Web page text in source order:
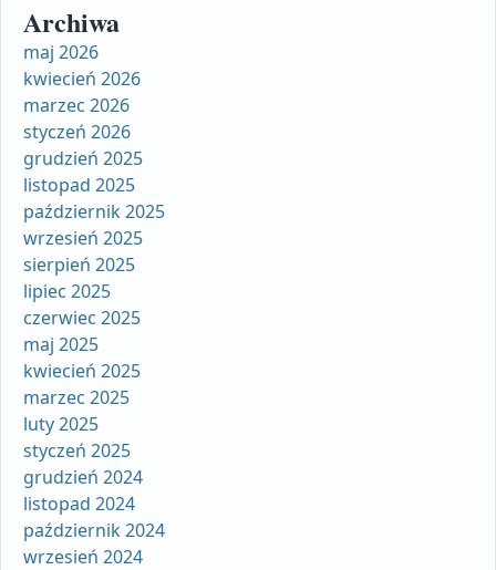
Archiwa
maj 2026
kwiecień 2026
marzec 2026
styczeń 2026
grudzień 2025
listopad 2025
październik 2025
wrzesień 2025
sierpień 2025
lipiec 2025
czerwiec 2025
maj 2025
kwiecień 2025
marzec 2025
luty 2025
styczeń 2025
grudzień 2024
listopad 2024
październik 2024
wrzesień 2024